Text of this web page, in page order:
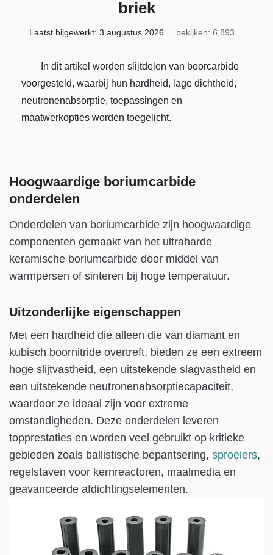
briek
Laatst bijgewerkt: 3 augustus 2026 bekijken: 6,893
In dit artikel worden slijtdelen van boorcarbide
voorgesteld, waarbij hun hardheid, lage dichtheid,
neutronenabsorptie, toepassingen en
maatwerkopties worden toegelicht.
Hoogwaardige boriumcarbide
onderdelen
Onderdelen van boriumcarbide zijn hoogwaardige
componenten gemaakt van het ultraharde
keramische boriumcarbide door middel van
warmpersen of sinteren bij hoge temperatuur.
Uitzonderlijke eigenschappen
Met een hardheid die alleen die van diamant en
kubisch boornitride overtreft, bieden ze een extreem
hoge slijtvastheid, een uitstekende slagvastheid en
een uitstekende neutronenabsorptiecapaciteit,
waardoor ze ideaal zijn voor extreme
omstandigheden. Deze onderdelen leveren
topprestaties en worden veel gebruikt op kritieke
gebieden zoals ballistische bepantsering, sproeiers,
regelstaven voor kernreactoren, maalmedia en
geavanceerde afdichtingselementen.